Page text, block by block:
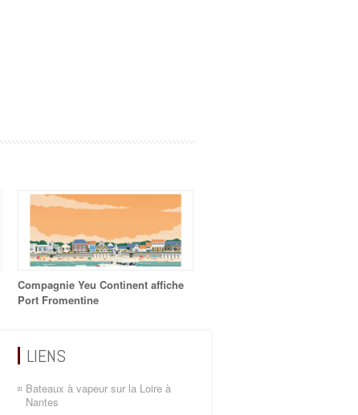
Compagnie Yeu Continent affiche
Port Fromentine
LIENS
Bateaux à vapeur sur la Loire à
Nantes